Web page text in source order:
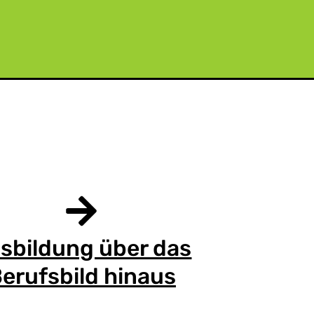
über das
hinaus